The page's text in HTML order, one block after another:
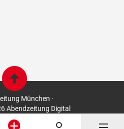
München ·
Abendzeitung Digital